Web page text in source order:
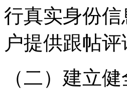
行真实身份
户提供跟帖评
（二）建立